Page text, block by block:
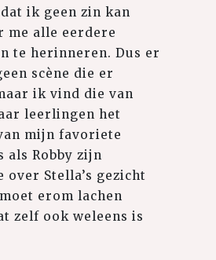
ik geen zin kan
me alle eerdere
te herinneren. Dus er
scène die er
ik vind die van
leerlingen het
mijn favoriete
als Robby zijn
over Stella’s gezicht
erom lachen
zelf ook weleens is